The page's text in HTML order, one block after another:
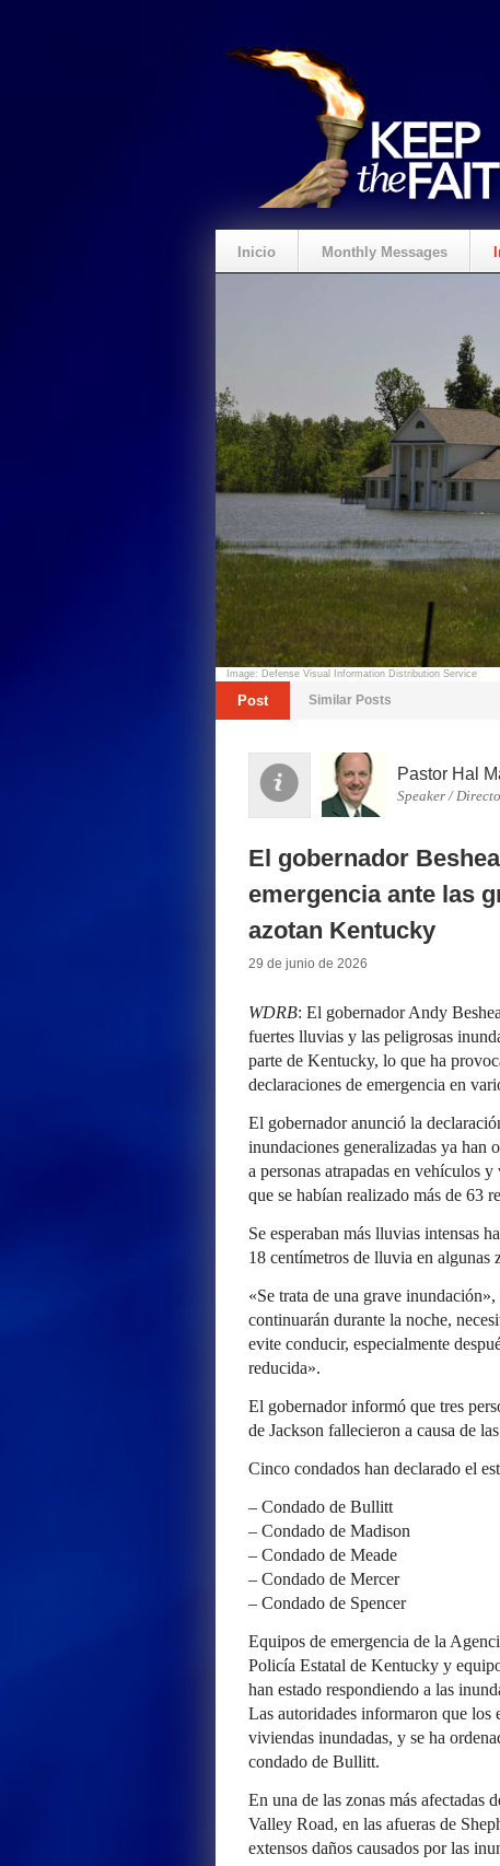
Inicio Monthly Messages
Image: Defense Visual Information Distribution Service
Post Similar Posts
Pastor Hal
Speaker /
El gobernador
emergencia ante las
azotan Kentucky
29 de junio de 2026
WDRB: El gobernador Andy
fuertes lluvias y las peligrosas
parte de Kentucky, lo que ha
declaraciones de emergencia en
El gobernador anunció la
inundaciones generalizadas ya han
a personas atrapadas en vehículos
que se habían realizado más de 63
Se esperaban más lluvias intensas
18 centímetros de lluvia en algunas
«Se trata de una grave
continuarán durante la noche,
evite conducir, especialmente
reducida».
El gobernador informó que tres
de Jackson fallecieron a causa de
Cinco condados han declarado el
– Condado de Bullitt
– Condado de Madison
– Condado de Meade
– Condado de Mercer
– Condado de Spencer
Equipos de emergencia de la
Policía Estatal de Kentucky y
han estado respondiendo a las
Las autoridades informaron que los
viviendas inundadas, y se ha
condado de Bullitt.
En una de las zonas más afectadas
Valley Road, en las afueras de
extensos daños causados ​​por las